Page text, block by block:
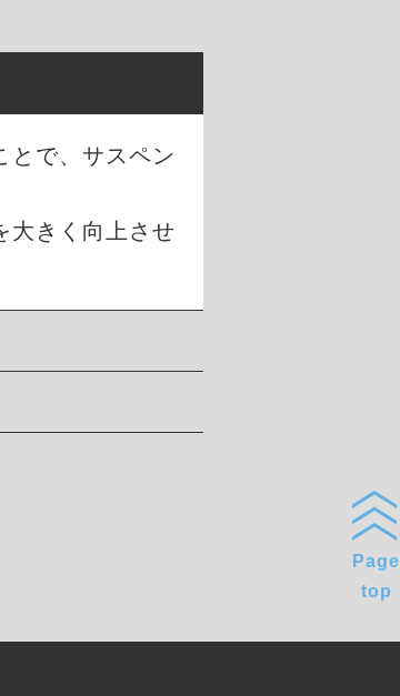
とで、サスペン
大きく向上させ
Page
top